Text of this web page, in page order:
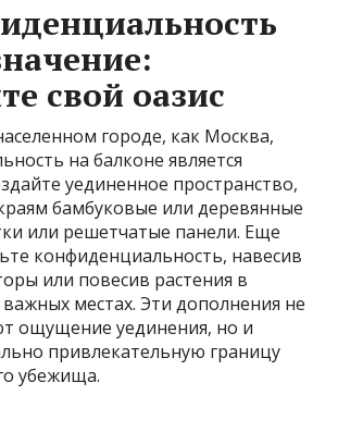
свой оазис
городе, как Москва,
на балконе является
уединенное пространство,
бамбуковые или деревянные
или решетчатые панели. Еще
конфиденциальность, навесив
или повесив растения в
важных местах. Эти дополнения не
ощущение уединения, но и
привлекательную границу
убежища.